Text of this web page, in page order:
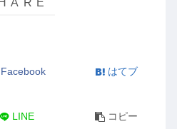
Facebook はてブ
LINE コピー